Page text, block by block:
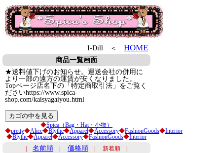
I-Dill ＜ HOME
商品一覧画面
★送料値下げのお知らせ。運送会社の併用に
より一部の遠方の運賃が安くなりました。
Topページ店名下の「特定商取引法」をご覧く
ださいhttps://www.spica-
shop.com/kaisyagaiyou.html
◆Spica（Bag・Hat・小物）
◆pretty◆Alice◆Blythe◆Apparel◆Accessory◆FashionGoods◆Interior
◆Blythe◆Apparel◆Accessory◆FashionGoods◆Interior
| 名前順 | 価格順 | 新着順 |